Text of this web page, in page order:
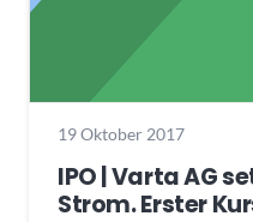
19 Oktober 2017
IPO | Varta AG
Strom. Erster